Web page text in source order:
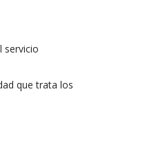
servicio
que trata los